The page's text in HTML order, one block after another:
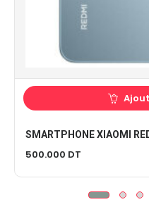
SMARTPHONE XIAOMI
500.000 DT